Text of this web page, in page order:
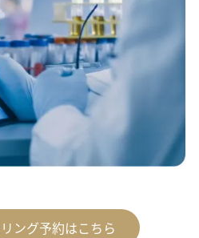
ング予約はこちら